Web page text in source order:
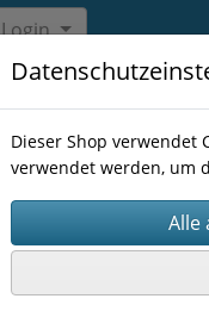
Login
Dieser Shop verwendet
verwendet werden, um